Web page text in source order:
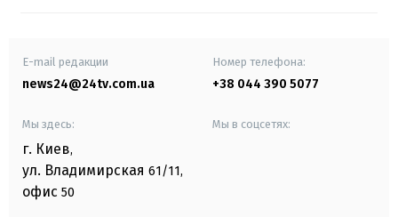
E-mail редакции
news24@24tv.com.ua
Номер телефона:
+38 044 390 5077
Мы здесь:
г. Киев,
ул. Владимирская 61/11,
офис 50
Мы в соцсетях: